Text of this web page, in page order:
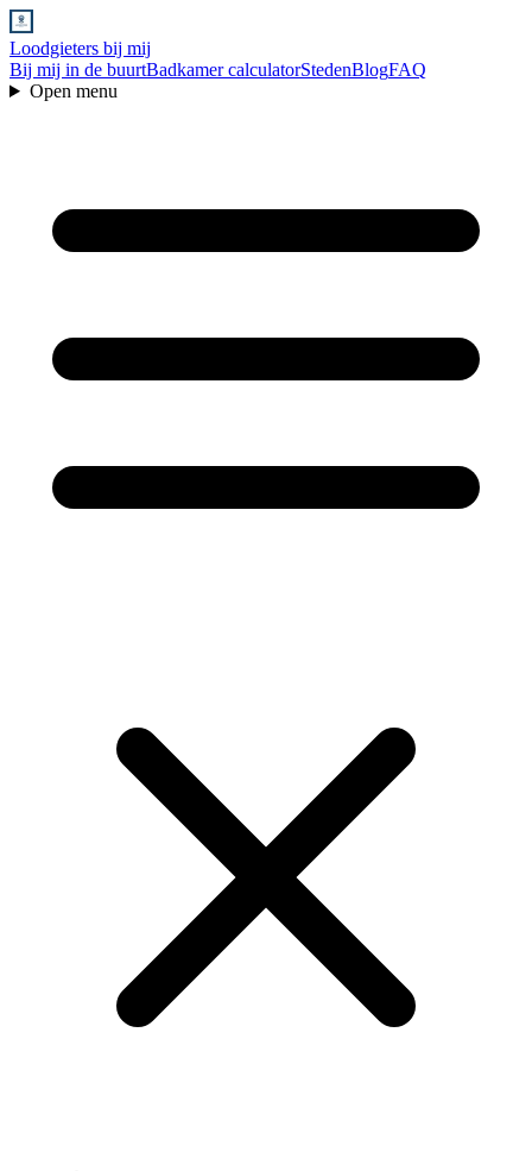
Loodgieters bij mij
Bij mij in de buurtBadkamer calculatorStedenBlogFAQ
Open menu